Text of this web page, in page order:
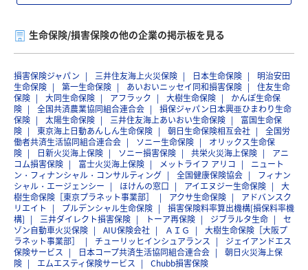
生命保険/損害保険の他の企業の掲示板を見る
損害保険ジャパン 三井住友海上火災保険 日本生命保険
明治安田
生命保険
第一生命保険 あいおいニッセイ同和損害保険
住友生命
保険
大同生命保険 アフラック 大樹生命保険
かんぽ生命保
険
全国共済農業協同組合連合会
損保ジャパン日本興亜ひまわり生命
保険
太陽生命保険 三井住友海上あいおい生命保険
富国生命保
険
東京海上日動あんしん生命保険 朝日生命保険相互会社
全国労
働者共済生活協同組合連合会
ソニー生命保険
オリックス生命保
険
日新火災海上保険 ソニー損害保険 共栄火災海上保険
アニ
コム損害保険
富士火災海上保険 メットライフ アリコ
ニュート
ン・フィナンシャル・コンサルティング
全国健康保険協会
フィナン
シャル・エージェンシー
ほけんの窓口 アイエヌジー生命保険
大
樹生命保険［東京プラネット事業部］
アクサ生命保険
アドバンスク
リエイト
プルデンシャル生命保険
損害保険料率算出機構[損保料率機
構]
三井ダイレクト損害保険 トーア再保険 ジブラルタ生命
セ
ゾン自動車火災保険
AIU保険会社 ＡＩＧ
大樹生命保険［大阪プ
ラネット事業部］
チューリッヒインシュアランス
ジェイアンドエス
保険サービス
日本コープ共済生活協同組合連合会
朝日火災海上保
険
エムエスティ保険サービス Chubb損害保険